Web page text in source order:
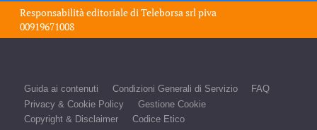
Responsabilità editoriale diTeleborsa srlpiva
00919671008
Guida ai contenuti Condizioni Generali di Servizio
FAQ
Privacy & Cookie Policy
Gestione Cookie
Copyright & Disclaimer
Codice Etico